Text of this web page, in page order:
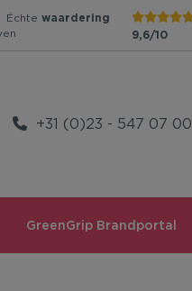
Échte waardering
9,6/10
+31 (0)23 - 547 07 00
GreenGrip Brandportal